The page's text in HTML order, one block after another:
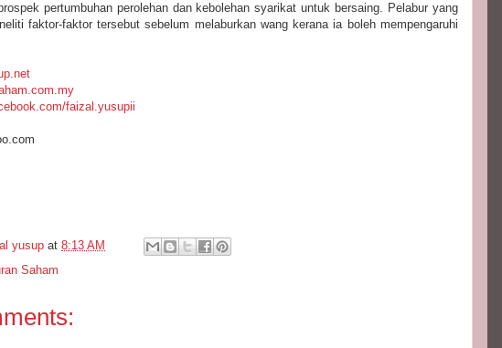
pertumbuhan perolehan dan kebolehan syarikat untuk bersaing. Pelabur yang
faktor-faktor tersebut sebelum melaburkan wang kerana ia boleh mempengaruhi
faizal.yusupii
yusup at 8:13 AM
Saham